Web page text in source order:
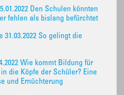
Den Schulen könnten
fehlen als bislang befürchtet
So gelingt die
Wie kommt Bildung für
die Köpfe der Schüler? Eine
und Ernüchterung